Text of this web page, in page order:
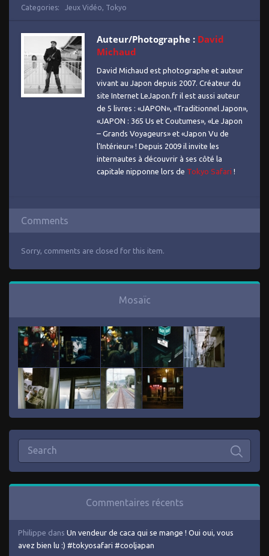
Categories: Jeux Vidéo, Tokyo
Auteur/Photographe : David
Michaud
David Michaud est photographe et auteur
vivant au Japon depuis 2007. Créateur du
site Internet LeJapon.fr il est aussi auteur
de 5 livres : «JAPON», «Traditionnel Japon»,
«JAPON : 365 Us et Coutumes», «Le Japon
– Grands Voyageurs» et «Japon Vu de
l’Intérieur» ! Depuis 2009 il invite les
internautes à découvrir à ses côté la
capitale nipponne lors de Tokyo Safari !
Comments
Sorry, comments are closed for this item.
Mosaïc
Commentaires récents
Philippe dans Un vendeur de caca qui se mange ! Oui oui, vous
avez bien lu :) #tokyosafari #cooljapan